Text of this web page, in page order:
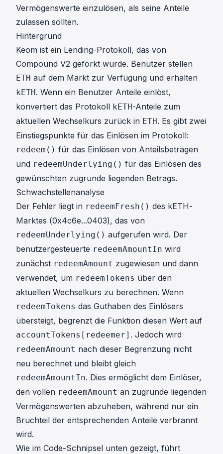
Vermögenswerte einzulösen, als seine Anteile
zulassen sollten.
Hintergrund
Keom ist ein Lending-Protokoll, das von
Compound V2 geforkt wurde. Benutzer stellen
ETH auf dem Markt zur Verfügung und erhalten
kETH. Wenn ein Benutzer Anteile einlöst,
konvertiert das Protokoll kETH-Anteile zum
aktuellen Wechselkurs zurück in ETH. Es gibt zwei
Einstiegspunkte für das Einlösen im Protokoll:
redeem() für das Einlösen von Anteilsbeträgen
und redeemUnderlying() für das Einlösen des
gewünschten zugrunde liegenden Betrags.
Schwachstellenanalyse
Der Fehler liegt in redeemFresh() des kETH-
Marktes (0x4c6e...0403), das von
redeemUnderlying() aufgerufen wird. Der
benutzergesteuerte redeemAmountIn wird
zunächst redeemAmount zugewiesen und dann
verwendet, um redeemTokens über den
aktuellen Wechselkurs zu berechnen. Wenn
redeemTokens das Guthaben des Einlösers
übersteigt, begrenzt die Funktion diesen Wert auf
accountTokens[redeemer] . Jedoch wird
redeemAmount nach dieser Begrenzung nicht
neu berechnet und bleibt gleich
redeemAmountIn. Dies ermöglicht dem Einlöser,
den vollen redeemAmount an zugrunde liegenden
Vermögenswerten abzuheben, während nur ein
Bruchteil der entsprechenden Anteile verbrannt
wird.
Wie im Code-Schnipsel unten gezeigt, führt